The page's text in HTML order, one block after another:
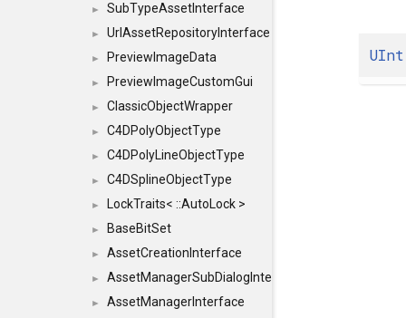
► SubTypeAssetInterface
► UrlAssetRepositoryInterface
► PreviewImageData
► PreviewImageCustomGui
► ClassicObjectWrapper
► C4DPolyObjectType
► C4DPolyLineObjectType
► C4DSplineObjectType
► LockTraits< ::AutoLock >
► BaseBitSet
► AssetCreationInterface
► AssetManagerSubDialogInterface
► AssetManagerInterface
UInt